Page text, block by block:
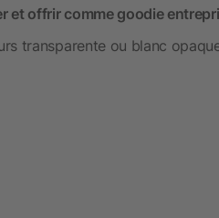
et offrir comme goodie
transparente ou blanc